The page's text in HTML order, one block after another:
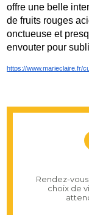
offre une belle
de fruits rouges
onctueuse et
envouter pour
https://www.marieclaire.fr/
Rendez-
choix de